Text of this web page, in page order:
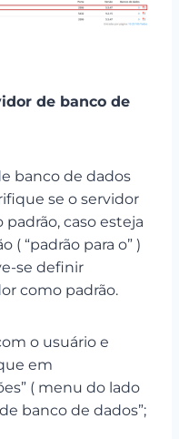
de banco de
banco de dados
se o servidor
caso esteja
( “padrão para o” )
se definir
como padrão.
o usuário e
em
( menu do lado
banco de dados”;